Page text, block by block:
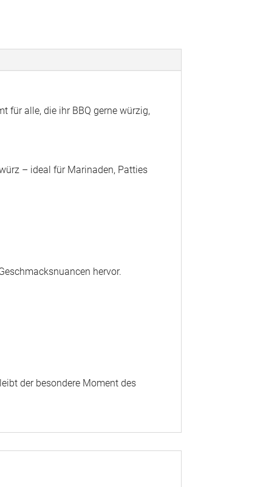
für alle, die ihr BBQ gerne würzig,
– ideal für Marinaden, Patties
hervor.
der besondere Moment des